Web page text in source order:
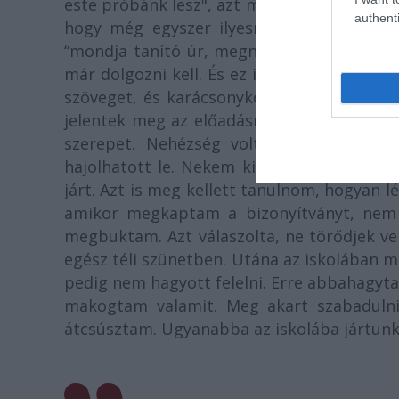
este próbánk lesz", azt mondta, “nem
hogy még egyszer ilyesmit olvasol,
“mondja tanító úr, megnézte egyáltalán,
már dolgozni kell. És ez itt a Koldus és
szöveget, és karácsonykor megtartottuk
jelentek meg az előadásról, hogy csuda.
szerepet. Nehézség volt még az is,
hajolhatott le. Nekem kicsi sámlikat
járt. Azt is meg kellett tanulnom, hogyan
amikor megkaptam a bizonyítványt,
megbuktam. Azt válaszolta, ne törődjek
egész téli szünetben. Utána az iskolában
pedig nem hagyott felelni. Erre
makogtam valamit. Meg akart
átcsúsztam. Ugyanabba az iskolába